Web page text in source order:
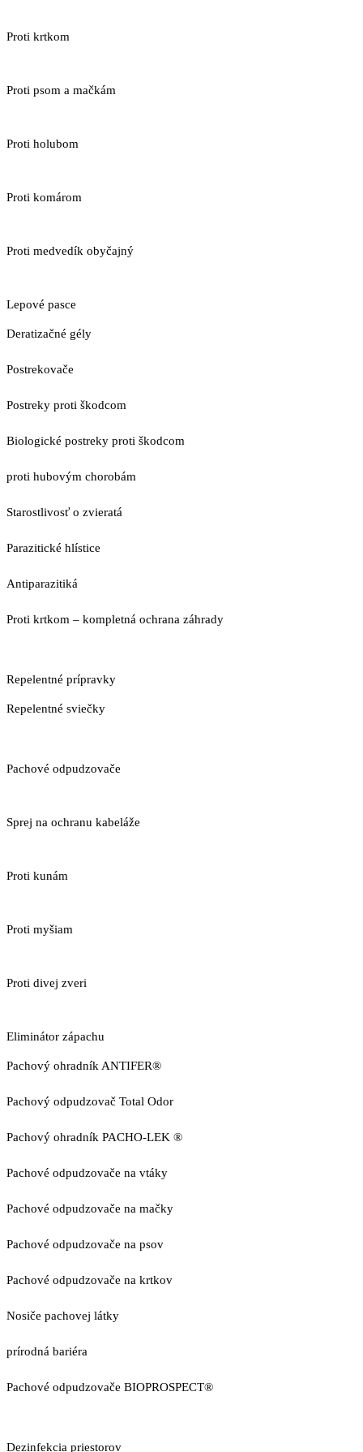
Proti krtkom
Proti psom a mačkám
Proti holubom
Proti komárom
Proti medvedík obyčajný
Lepové pasce
Deratizačné gély
Postrekovače
Postreky proti škodcom
Biologické postreky proti škodcom
proti hubovým chorobám
Starostlivosť o zvieratá
Parazitické hlístice
Antiparazitiká
Proti krtkom – kompletná ochrana záhrady
Repelentné prípravky
Repelentné sviečky
Pachové odpudzovače
Sprej na ochranu kabeláže
Proti kunám
Proti myšiam
Proti divej zveri
Eliminátor zápachu
Pachový ohradník ANTIFER®
Pachový odpudzovač Total Odor
Pachový ohradník PACHO-LEK ®
Pachové odpudzovače na vtáky
Pachové odpudzovače na mačky
Pachové odpudzovače na psov
Pachové odpudzovače na krtkov
Nosiče pachovej látky
prírodná bariéra
Pachové odpudzovače BIOPROSPECT®
Dezinfekcia priestorov